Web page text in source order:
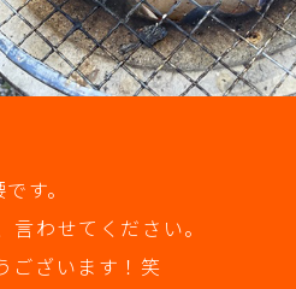
す。
わせてください。
ございます！笑